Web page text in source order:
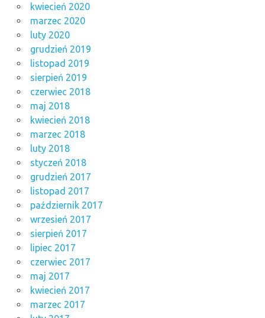
kwiecień 2020
marzec 2020
luty 2020
grudzień 2019
listopad 2019
sierpień 2019
czerwiec 2018
maj 2018
kwiecień 2018
marzec 2018
luty 2018
styczeń 2018
grudzień 2017
listopad 2017
październik 2017
wrzesień 2017
sierpień 2017
lipiec 2017
czerwiec 2017
maj 2017
kwiecień 2017
marzec 2017